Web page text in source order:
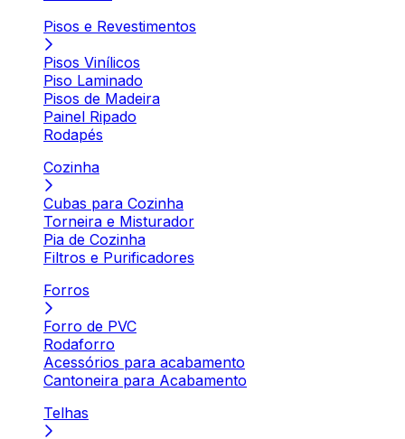
Pisos e Revestimentos
Pisos Vinílicos
Piso Laminado
Pisos de Madeira
Painel Ripado
Rodapés
Cozinha
Cubas para Cozinha
Torneira e Misturador
Pia de Cozinha
Filtros e Purificadores
Forros
Forro de PVC
Rodaforro
Acessórios para acabamento
Cantoneira para Acabamento
Telhas